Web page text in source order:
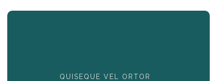
QUISEQUE VEL ORTOR